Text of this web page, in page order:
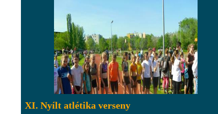
XI. Nyílt atlétika verseny